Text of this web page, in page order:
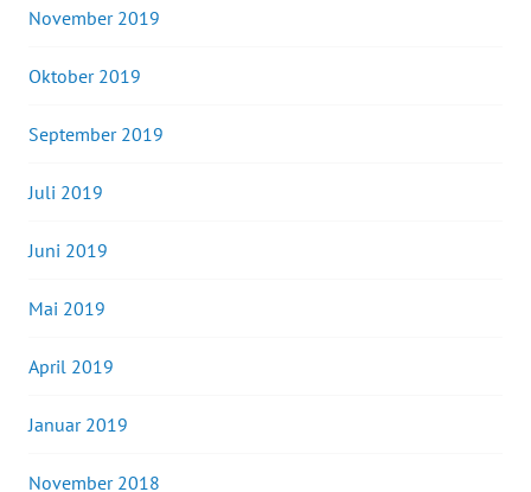
November 2019
Oktober 2019
September 2019
Juli 2019
Juni 2019
Mai 2019
April 2019
Januar 2019
November 2018